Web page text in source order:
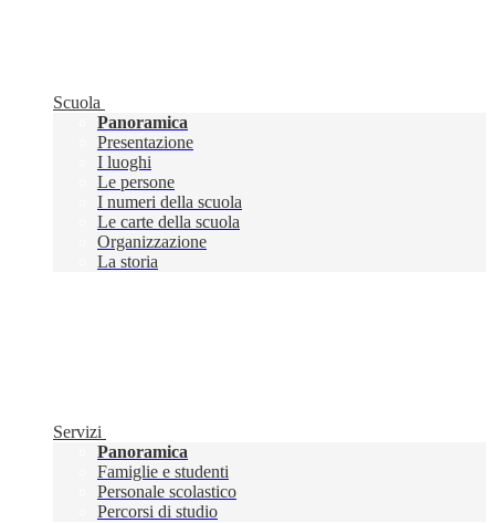
Scuola
Panoramica
Presentazione
I luoghi
Le persone
I numeri della scuola
Le carte della scuola
Organizzazione
La storia
Servizi
Panoramica
Famiglie e studenti
Personale scolastico
Percorsi di studio